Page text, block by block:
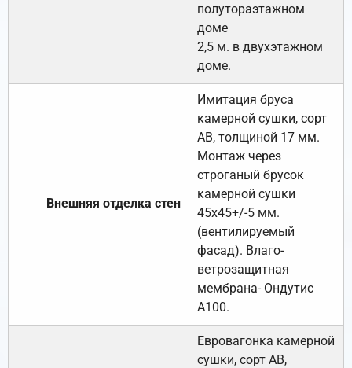
полутораэтажном
доме
2,5 м. в двухэтажном
доме.
Внешняя отделка стен
Имитация бруса
камерной сушки, сорт
АВ, толщиной 17 мм.
Монтаж через
строганый брусок
камерной сушки
45х45+/-5 мм.
(вентилируемый
фасад). Влаго-
ветрозащитная
мембрана- Ондутис
А100.
Евровагонка камерной
сушки, сорт АВ,